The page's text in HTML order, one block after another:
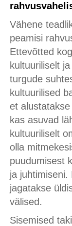
Vähene
peamisi
Ettevõtted
kultuuriliselt
turgude
kultuurilised
et
kas asuvad
kultuuriliselt
olla
puudumisest
ja juhtimiseni.
jagatakse
välised.
Sisemised